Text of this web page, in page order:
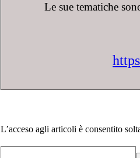
Le sue tematiche
L’acceso agli articoli è consentito